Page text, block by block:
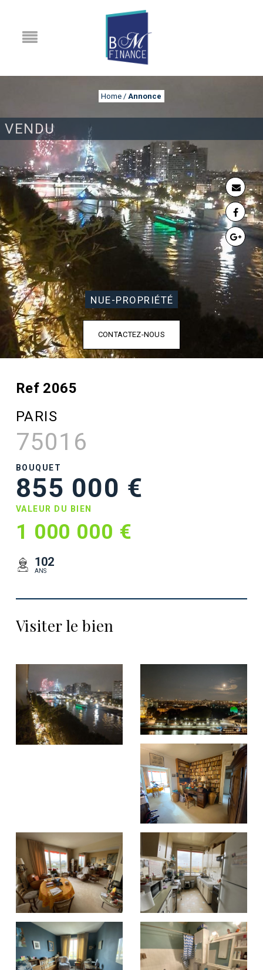
VENDU
Home / Annonce
ANNONCE
NUE-PROPRIÉTÉ
CONTACTEZ-NOUS
Ref 2065
PARIS
75016
BOUQUET
855 000 €
VALEUR DU BIEN
1 000 000 €
102
ANS
Visiter le bien